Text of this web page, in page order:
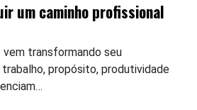
um caminho profissional
vem transformando seu
propósito, produtividade